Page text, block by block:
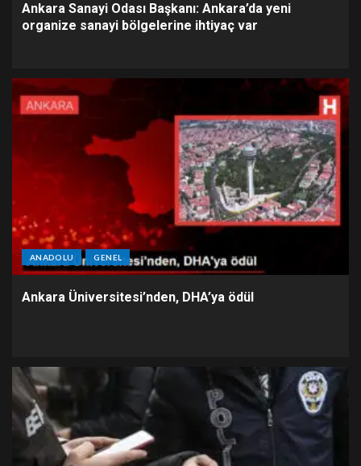
Ankara Sanayi Odası Başkanı: Ankara’da yeni
organize sanayi bölgelerine ihtiyaç var
ANADOLU GENEL
Ankara Üniversitesi’nden, DHA’ya ödül